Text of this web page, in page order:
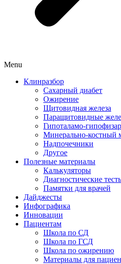
Menu
Клинразбор
Сахарный диабет
Ожирение
Щитовидная железа
Паращитовидные
Гипоталамо-
Минерально-костный
Надпочечники
Другое
Полезные материалы
Калькуляторы
Диагностические
Памятки для врачей
Дайджесты
Инфографика
Инновации
Пациентам
Школа по СД
Школа по ГСД
Школа по ожирению
Материалы для